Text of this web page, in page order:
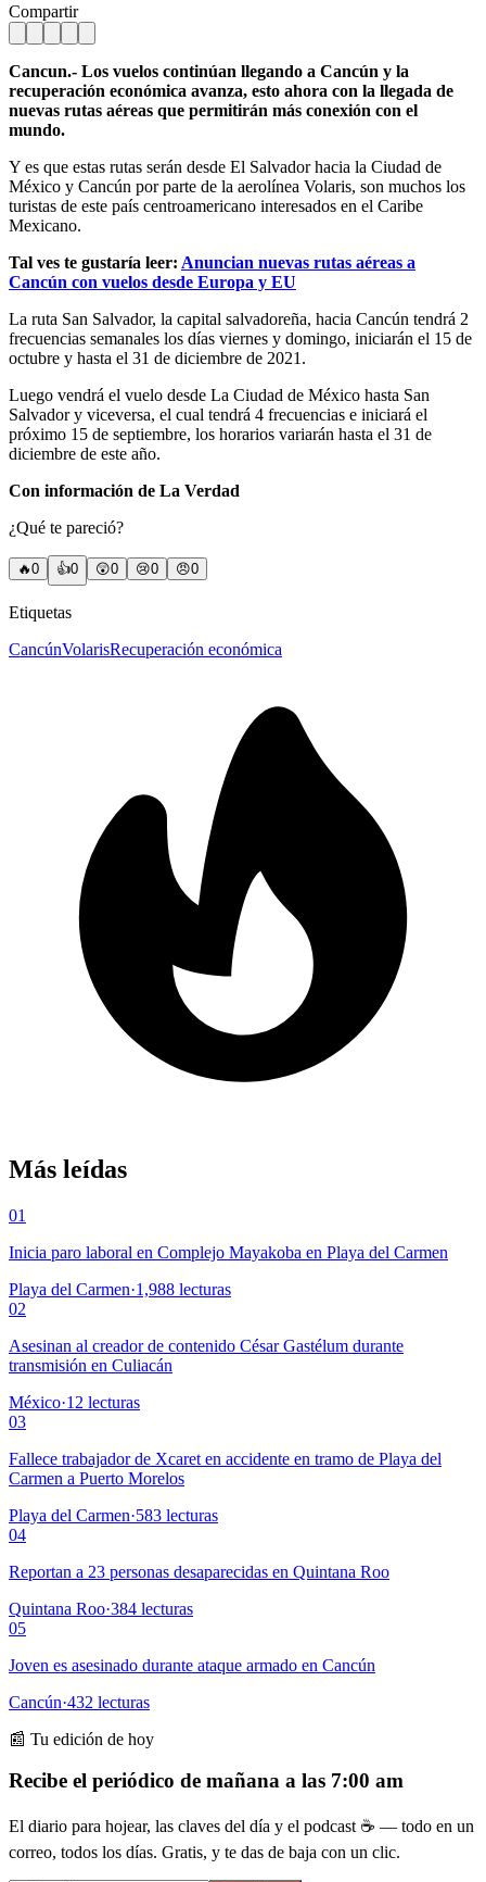
Compartir
Cancun.- Los vuelos continúan llegando a Cancún y la
recuperación económica avanza, esto ahora con la llegada de
nuevas rutas aéreas que permitirán más conexión con el
mundo.
Y es que estas rutas serán desde El Salvador hacia la Ciudad de
México y Cancún por parte de la aerolínea Volaris, son muchos los
turistas de este país centroamericano interesados en el Caribe
Mexicano.
Tal ves te gustaría leer: Anuncian nuevas rutas aéreas a
Cancún con vuelos desde Europa y EU
La ruta San Salvador, la capital salvadoreña, hacia Cancún tendrá 2
frecuencias semanales los días viernes y domingo, iniciarán el 15 de
octubre y hasta el 31 de diciembre de 2021.
Luego vendrá el vuelo desde La Ciudad de México hasta San
Salvador y viceversa, el cual tendrá 4 frecuencias e iniciará el
próximo 15 de septiembre, los horarios variarán hasta el 31 de
diciembre de este año.
Con información de La Verdad
¿Qué te pareció?
🔥0 👍0 😲0 😢0 😠0
Etiquetas
CancúnVolarisRecuperación económica
Más leídas
01
Inicia paro laboral en Complejo Mayakoba en Playa del Carmen
Playa del Carmen·1,988 lecturas
02
Asesinan al creador de contenido César Gastélum durante
transmisión en Culiacán
México·12 lecturas
03
Fallece trabajador de Xcaret en accidente en tramo de Playa del
Carmen a Puerto Morelos
Playa del Carmen·583 lecturas
04
Reportan a 23 personas desaparecidas en Quintana Roo
Quintana Roo·384 lecturas
05
Joven es asesinado durante ataque armado en Cancún
Cancún·432 lecturas
📰 Tu edición de hoy
Recibe el periódico de mañana a las 7:00 am
El diario para hojear, las claves del día y el podcast ☕ — todo en un
correo, todos los días. Gratis, y te das de baja con un clic.